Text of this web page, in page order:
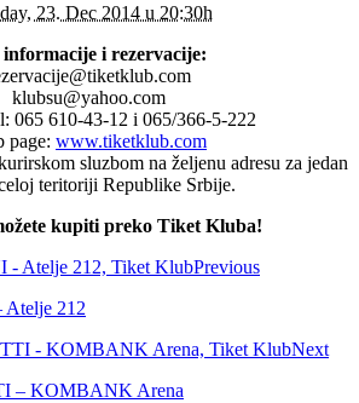
23. Dec 2014 u 20:30h
informacije i rezervacije:
klubsu@yahoo.com
065 610-43-12 i 065/366-5-222
page: www.tiketklub.com
sluzbom na željenu adresu za jedan
teritoriji Republike Srbije.
kupiti preko Tiket Kluba!
Previous
212
Next
– KOMBANK Arena